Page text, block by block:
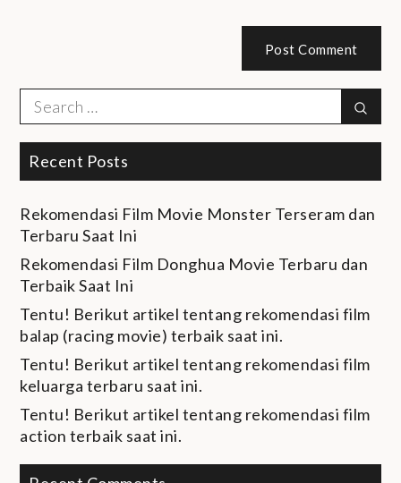
Search
for:
Recent Posts
Rekomendasi Film Movie Monster Terseram dan
Terbaru Saat Ini
Rekomendasi Film Donghua Movie Terbaru dan
Terbaik Saat Ini
Tentu! Berikut artikel tentang rekomendasi film
balap (racing movie) terbaik saat ini.
Tentu! Berikut artikel tentang rekomendasi film
keluarga terbaru saat ini.
Tentu! Berikut artikel tentang rekomendasi film
action terbaik saat ini.